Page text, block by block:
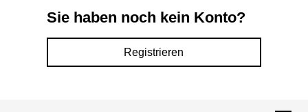
Sie haben noch kein Konto?
Registrieren